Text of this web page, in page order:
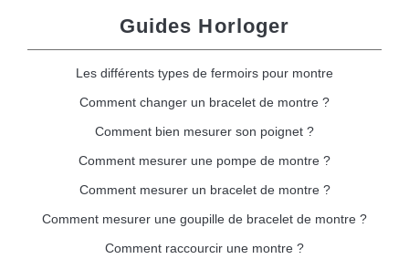
Guides Horloger
Les différents types de fermoirs pour montre
Comment changer un bracelet de montre ?
Comment bien mesurer son poignet ?
Comment mesurer une pompe de montre ?
Comment mesurer un bracelet de montre ?
Comment mesurer une goupille de bracelet de montre ?
Comment raccourcir une montre ?